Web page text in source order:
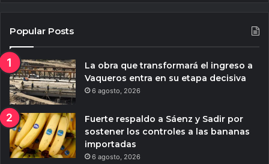
Popular Posts
La obra que transformará el ingreso a
Vaqueros entra en su etapa decisiva
6 agosto, 2026
Fuerte respaldo a Sáenz y Sadir por
sostener los controles a las bananas
importadas
6 agosto, 2026